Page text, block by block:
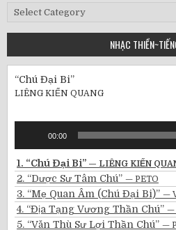
Bài
Gần
NHẠC
“Chú Đại Bi”
LIÊNG KIẾN QUANG
00:00
1. “Chú Đại Bi” — LIÊNG KIẾN
2. “Dược Sư Tâm Chú” — PETO
3. “Mẹ Quan Âm (Chú Đại Bi)” —
4. “Địa Tạng Vương Thần Chú” —
5. “Văn Thù Sư Lợi Thần Chú” —